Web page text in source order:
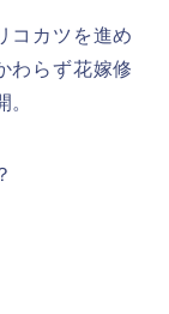
コカツを進め
わらず花嫁修